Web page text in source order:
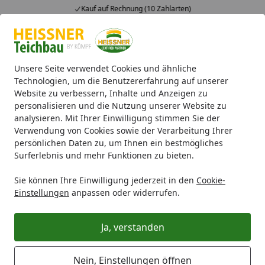
Unsere Seite verwendet Cookies und ähnliche
Technologien, um die Benutzererfahrung auf unserer
Website zu verbessern, Inhalte und Anzeigen zu
personalisieren und die Nutzung unserer Website zu
analysieren. Mit Ihrer Einwilligung stimmen Sie der
Verwendung von Cookies sowie der Verarbeitung Ihrer
persönlichen Daten zu, um Ihnen ein bestmögliches
Surferlebnis und mehr Funktionen zu bieten.
Sie können Ihre Einwilligung jederzeit in den Cookie-
Einstellungen anpassen oder widerrufen.
Ja, verstanden
Nein, Einstellungen öffnen
Kauf auf Rechnung (10 Zahlarten)
Alle Produkte
Mein Konto
Suchen
Startseite
Bestellung höher als Gutschein?
Was ist, wenn der Bestellbetrag den
Wert des Gutscheins übersteigt?
Sollte der Bestellbetrag höher sein als der Wert Ihres
Geschenkgutscheinsoder Rabattcodes, so stehen
Ihnen für die Bezahlung des Restbetrages unsere
Gutschein ausreichen, um den Bestellbetrag
abzudecken, so werden Sie nicht erneut nach einer
Zahlungsart gefragt.